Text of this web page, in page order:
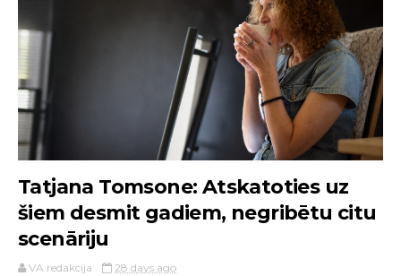
Tatjana Tomsone: Atskatoties uz
šiem desmit gadiem, negribētu citu
scenāriju
VA redakcija 28 days ago